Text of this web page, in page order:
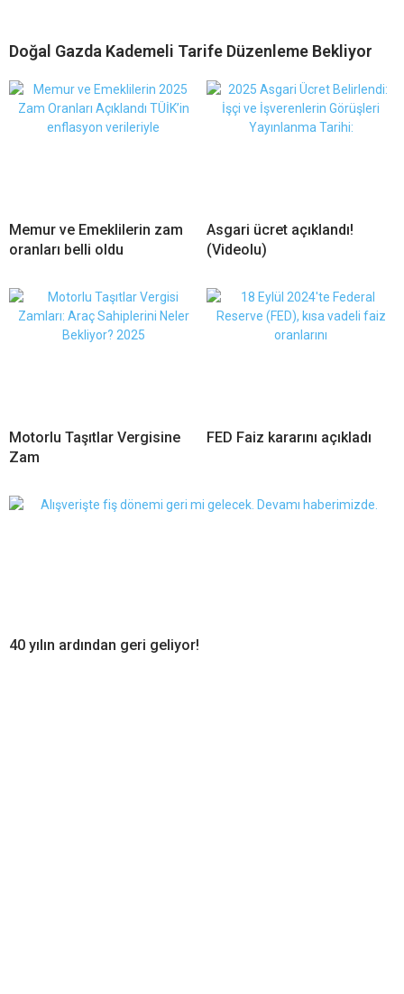
Doğal Gazda Kademeli Tarife Düzenleme Bekliyor
Memur ve Emeklilerin zam
oranları belli oldu
Asgari ücret açıklandı!
(Videolu)
Motorlu Taşıtlar Vergisine
Zam
FED Faiz kararını açıkladı
40 yılın ardından geri geliyor!